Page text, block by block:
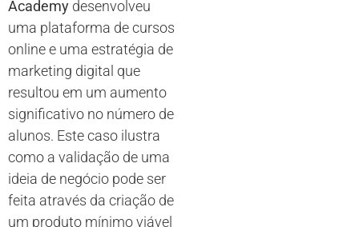
Academy desenvolveu
uma plataforma de cursos
online e uma estratégia de
marketing digital que
resultou em um aumento
significativo no número de
alunos. Este caso ilustra
como a validação de uma
ideia de negócio pode ser
feita através da criação de
um produto mínimo viável